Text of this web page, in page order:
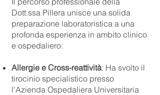
Dott.ssa Pillera unisce una solida
preparazione laboratoristica a una
profonda esperienza in ambito clinico
e ospedaliero:
Allergie e Cross-reattività: Ha svolto il
tirocinio specialistico presso
l'Azienda Ospedaliera Universitaria